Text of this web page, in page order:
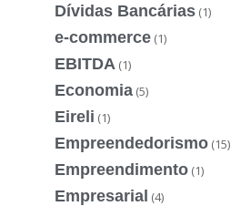
Dívidas Bancárias (1)
e-commerce (1)
EBITDA (1)
Economia (5)
Eireli (1)
Empreendedorismo (15)
Empreendimento (1)
Empresarial (4)